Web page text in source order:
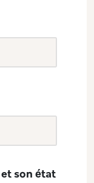
son état